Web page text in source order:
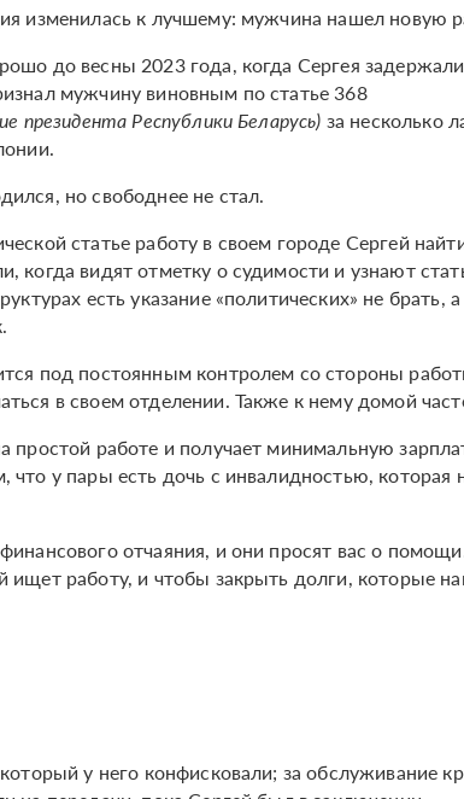
изменилась к лучшему: мужчина нашел новую
до весны 2023 года, когда Сергея
мужчину виновным по статье 368
президента Республики Беларусь) за несколько
но свободнее не стал.
статье работу в своем городе Сергей
когда видят отметку о судимости и узнают
есть указание «политических» не брать,
под постоянным контролем со стороны
в своем отделении. Также к нему домой
простой работе и получает минимальную
что у пары есть дочь с инвалидностью, которая
отчаяния, и они просят вас о
ищет работу, и чтобы закрыть долги, которые
у него конфисковали; за обслуживание